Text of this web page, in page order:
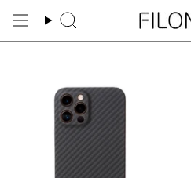
Inhalt
springen
Suche